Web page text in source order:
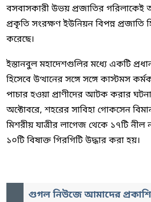
বসবাসকারী উভয় প্রজাতির গরিলাকেই
প্রকৃতি সংরক্ষণ ইউনিয়ন বিপন্ন প্রজাতি
করেছে।
ইস্তানবুল মহাদেশগুলির মধ্যে একটি
হিসেবে উত্থানের সঙ্গে সঙ্গে কাস্টমস
পাচার হওয়া প্রাণীদের আটক করার ঘটনা
অক্টোবরে, শহরের সাবিহা গোকসেন
মিশরীয় যাত্রীর লাগেজ থেকে ১৭টি
১০টি বিষাক্ত গিরগিটি উদ্ধার করা হয়।
গুগল নিউজে আমাদের